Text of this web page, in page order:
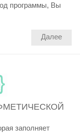
программы, Вы
Далее
заполняет